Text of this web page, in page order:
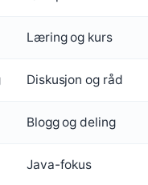
Læring og kurs
Diskusjon og råd
Blogg og deling
Java-fokus